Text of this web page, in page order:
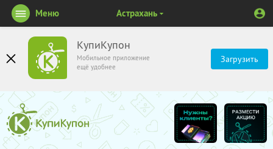
КупиКупон
Мобильное приложение
ещё удобнее
Загрузить
Меню Астрахань